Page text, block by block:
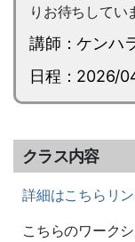
りお待ちしてい
講師：ケンハ
日程：2026/
クラス内容
詳細はこちらリ
こちらのワークシ